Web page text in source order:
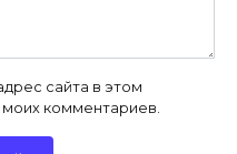
сайта в этом
комментариев.